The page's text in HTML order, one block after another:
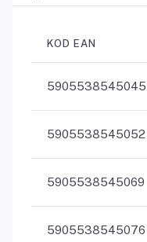
KOD EAN
5905538545045
5905538545052
5905538545069
5905538545076